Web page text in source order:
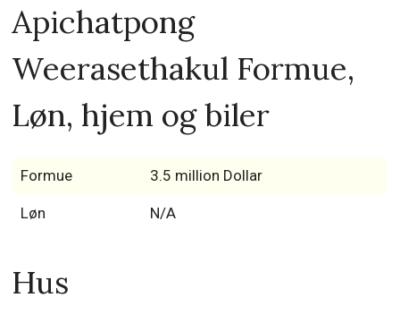
Apichatpong
Weerasethakul Formue,
Løn, hjem og biler
Formue 3.5 million Dollar
Løn N/A
Hus